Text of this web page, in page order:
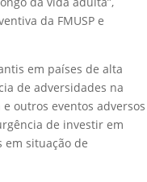
da FMUSP e
em países de alta
de adversidades na
outros eventos adversos
de investir em
em situação de